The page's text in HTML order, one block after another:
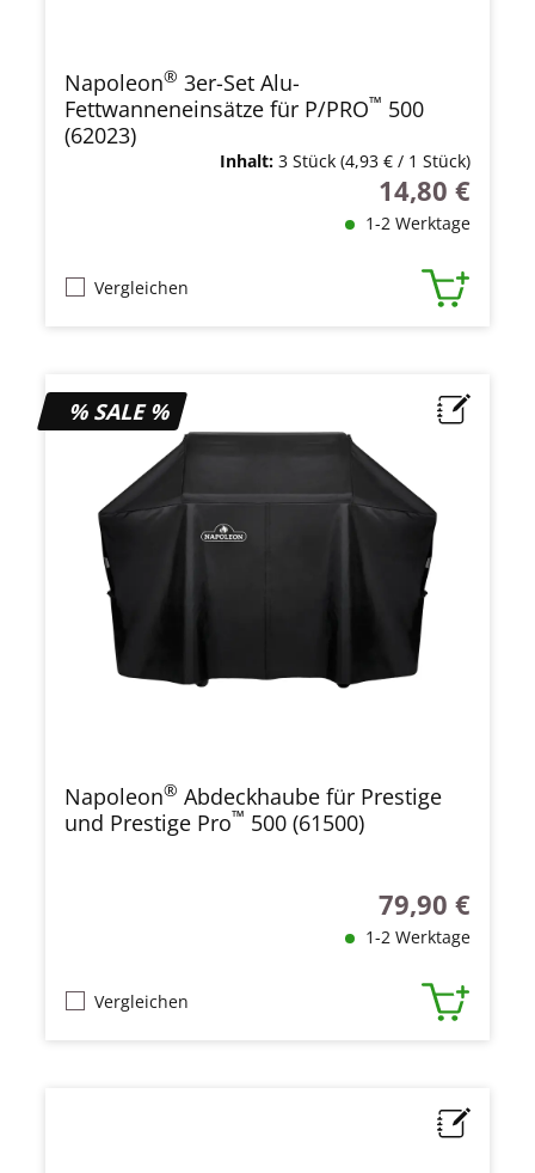
Napoleon® 3er-Set Alu-
Fettwanneneinsätze für P/PRO™ 500
(62023)
Inhalt: 3 Stück (4,93 € / 1 Stück)
Regulärer Preis:
14,80 €
1-2 Werktage
Vergleichen
% SALE %
Napoleon® Abdeckhaube für Prestige
und Prestige Pro™ 500 (61500)
Regulärer Preis:
79,90 €
1-2 Werktage
Vergleichen